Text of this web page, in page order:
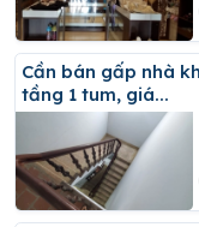
Cần bán gấp nhà khu 3 đại phúc thành phố bắc ninh, 2
tầng 1 tum, giá...